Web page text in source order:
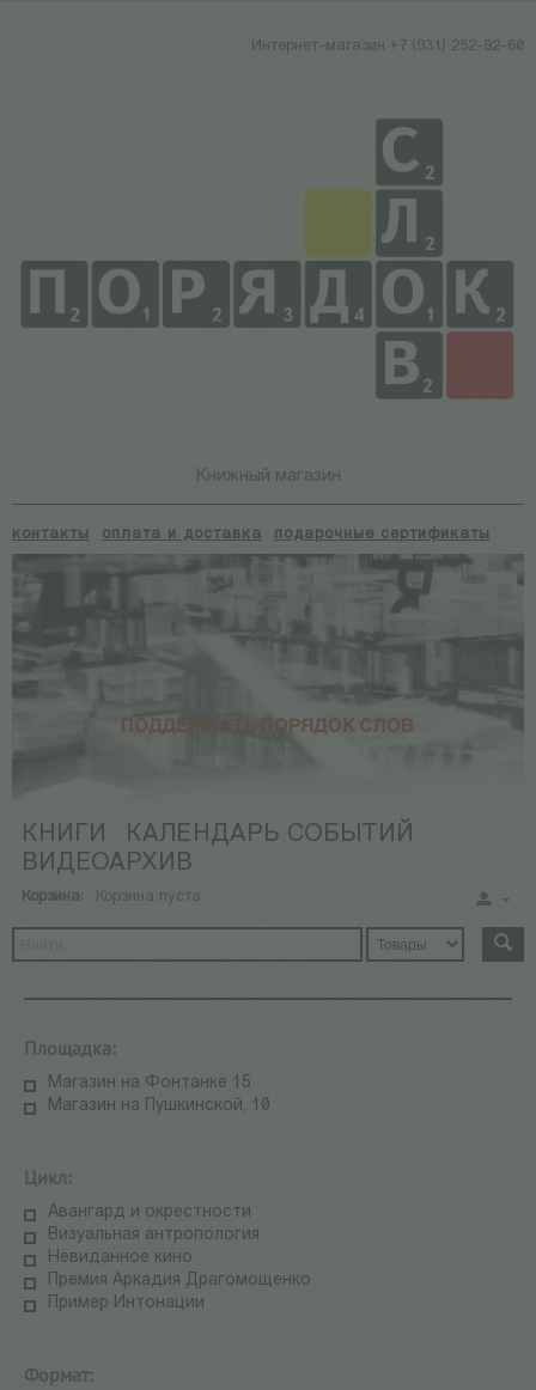
Интернет-магазин +7 (931) 252-92-60
Книжный магазин
контакты оплата и доставка подарочные сертификаты
КНИГИ
КАЛЕНДАРЬ СОБЫТИЙ
ВИДЕОАРХИВ
Корзина: Корзина пуста
Площадка:
Магазин на Фонтанке 15
Магазин на Пушкинской, 10
Цикл:
Авангард и окрестности
Визуальная антропология
Невиданное кино
Премия Аркадия Драгомощенко
Пример Интонации
Формат: